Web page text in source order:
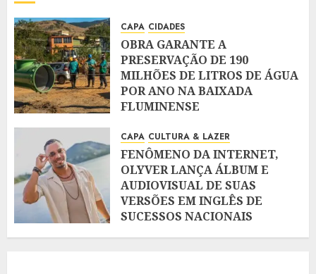
CAPA CIDADES
OBRA GARANTE A
PRESERVAÇÃO DE 190
MILHÕES DE LITROS DE ÁGUA
POR ANO NA BAIXADA
FLUMINENSE
CAPA CULTURA & LAZER
FENÔMENO DA INTERNET,
OLYVER LANÇA ÁLBUM E
AUDIOVISUAL DE SUAS
VERSÕES EM INGLÊS DE
SUCESSOS NACIONAIS